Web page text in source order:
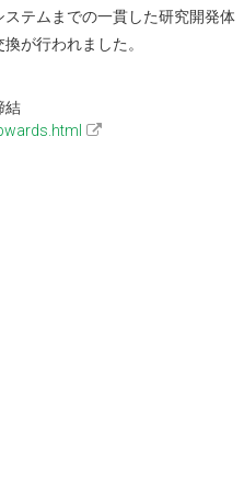
テムまでの一貫した研究開発体
が行われました。
結